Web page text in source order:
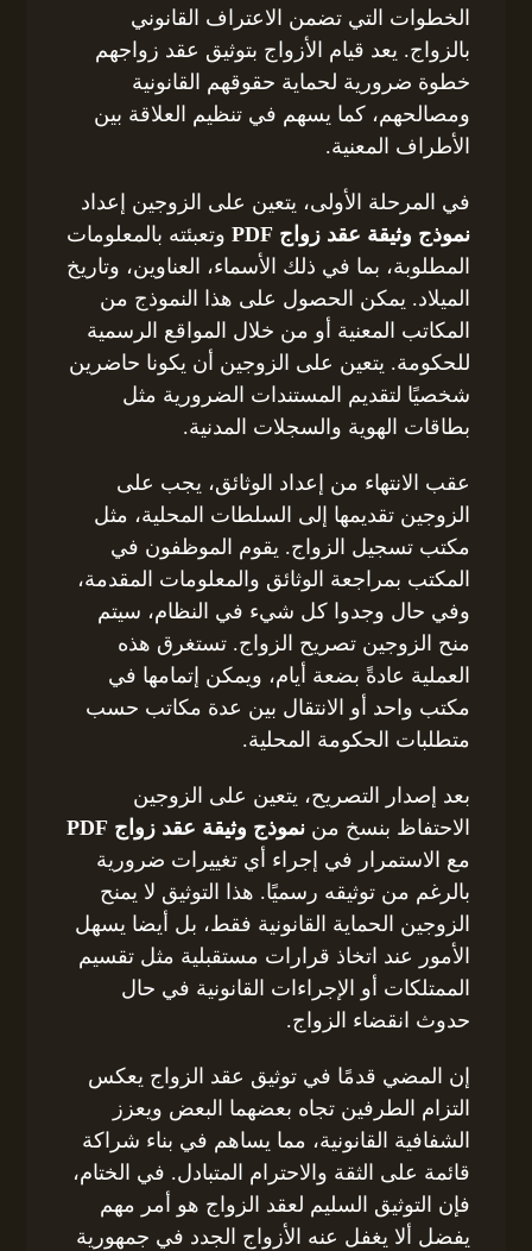
الخطوات التي تضمن الاعتراف القانوني
بالزواج. يعد قيام الأزواج بتوثيق عقد زواجهم
خطوة ضرورية لحماية حقوقهم القانونية
ومصالحهم، كما يسهم في تنظيم العلاقة بين
الأطراف المعنية.
في المرحلة الأولى، يتعين على الزوجين إعداد
نموذج وثيقة عقد زواج PDF
وتعبئته بالمعلومات
المطلوبة، بما في ذلك الأسماء، العناوين، وتاريخ
الميلاد. يمكن الحصول على هذا النموذج من
المكاتب المعنية أو من خلال المواقع الرسمية
للحكومة. يتعين على الزوجين أن يكونا حاضرين
شخصيًا لتقديم المستندات الضرورية مثل
بطاقات الهوية والسجلات المدنية.
عقب الانتهاء من إعداد الوثائق، يجب على
الزوجين تقديمها إلى السلطات المحلية، مثل
مكتب تسجيل الزواج. يقوم الموظفون في
المكتب بمراجعة الوثائق والمعلومات المقدمة،
وفي حال وجدوا كل شيء في النظام، سيتم
منح الزوجين تصريح الزواج. تستغرق هذه
العملية عادةً بضعة أيام، ويمكن إتمامها في
مكتب واحد أو الانتقال بين عدة مكاتب حسب
متطلبات الحكومة المحلية.
بعد إصدار التصريح، يتعين على الزوجين
الاحتفاظ بنسخ مننموذج وثيقة عقد زواج PDF
مع الاستمرار في إجراء أي تغييرات ضرورية
بالرغم من توثيقه رسميًا. هذا التوثيق لا يمنح
الزوجين الحماية القانونية فقط، بل أيضا يسهل
الأمور عند اتخاذ قرارات مستقبلية مثل تقسيم
الممتلكات أو الإجراءات القانونية في حال
حدوث انقضاء الزواج.
إن المضي قدمًا في توثيق عقد الزواج يعكس
التزام الطرفين تجاه بعضهما البعض ويعزز
الشفافية القانونية، مما يساهم في بناء شراكة
قائمة على الثقة والاحترام المتبادل. في الختام،
فإن التوثيق السليم لعقد الزواج هو أمر مهم
يفضل ألا يغفل عنه الأزواج الجدد في جمهورية